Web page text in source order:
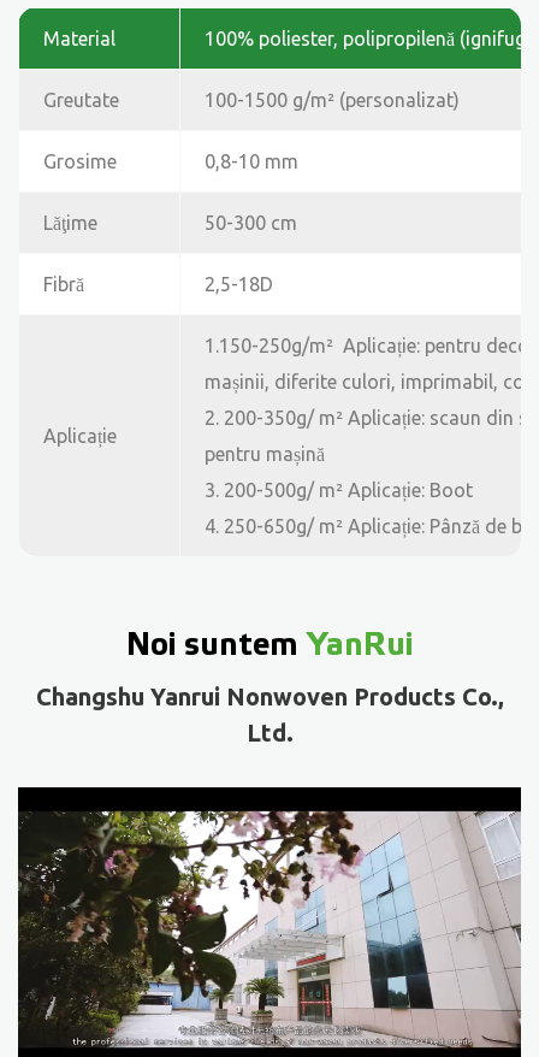
Material 100% poliester, polipropilenă
Greutate 100-1500 g/m² (personalizat)
Grosime 0,8-10 mm
Lăţime 50-300 cm
Fibră 2,5-18D
Aplicație
1.150-250g/m² Aplicație: pentru
mașinii, diferite culori, imprimabil,
2. 200-350g/ m²Aplicație: scaun din
pentru mașină
3. 200-500g/ m² Aplicație: Boot
4. 250-650g/ m² Aplicație: Pânză de
Noi suntemYanRui
Changshu Yanrui Nonwoven Products Co.,
Ltd.